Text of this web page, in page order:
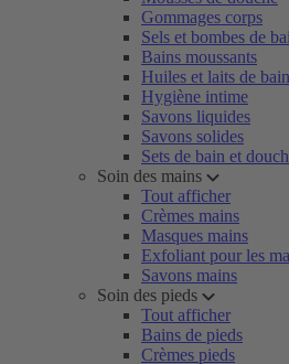
Gommages corps
Sels et bombes de
Bains moussants
Huiles et laits de bain
Hygiène intime
Savons liquides
Savons solides
Sets de bain et
Soin des mains
Tout afficher
Crèmes mains
Masques mains
Exfoliant pour les
Savons mains
Soin des pieds
Tout afficher
Bains de pieds
Crèmes pieds